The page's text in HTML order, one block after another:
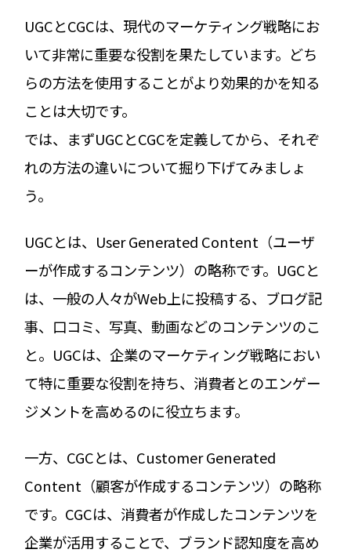
UGCとCGCは、現代のマーケティング戦略にお
いて非常に重要な役割を果たしています。どち
らの方法を使用することがより効果的かを知る
ことは大切です。
では、まずUGCとCGCを定義してから、それぞ
れの方法の違いについて掘り下げてみましょ
う。
UGCとは、User Generated Content（ユーザ
ーが作成するコンテンツ）の略称です。UGCと
は、一般の人々がWeb上に投稿する、ブログ記
事、口コミ、写真、動画などのコンテンツのこ
と。UGCは、企業のマーケティング戦略におい
て特に重要な役割を持ち、消費者とのエンゲー
ジメントを高めるのに役立ちます。
一方、CGCとは、Customer Generated
Content（顧客が作成するコンテンツ）の略称
です。CGCは、消費者が作成したコンテンツを
企業が活用することで、ブランド認知度を高め